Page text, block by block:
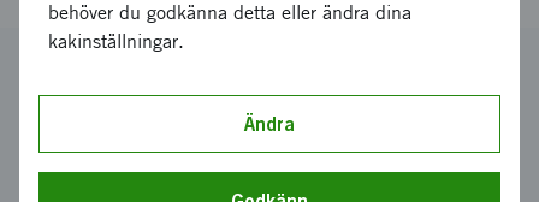
2009-03959
Swerea IVF AB-Avdelningen för processutveckling
behöver du godkänna detta eller ändra dina
kakinställningar.
Ändra